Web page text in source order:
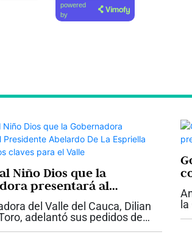
powered
by
Niño Dios que la
presentará al
Abelardo De La Espriella
claves para el Valle
del Valle del Cauca, Dilian
adelantó sus pedidos de
la